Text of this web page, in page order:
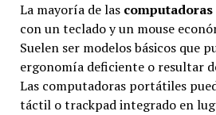
La mayoría de las
con un teclado y un mouse
Suelen ser modelos básicos que
ergonomía deficiente o resultar
Las computadoras portátiles
táctil o trackpad integrado en